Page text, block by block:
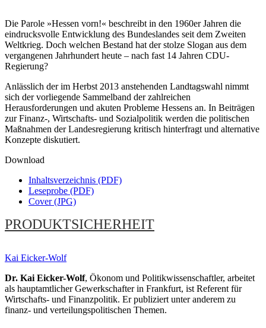
Die Parole »Hessen vorn!« beschreibt in den 1960er Jahren die
eindrucksvolle Entwicklung des Bundeslandes seit dem Zweiten
Weltkrieg. Doch welchen Bestand hat der stolze Slogan aus dem
vergangenen Jahrhundert heute – nach fast 14 Jahren CDU-
Regierung?
Anlässlich der im Herbst 2013 anstehenden Landtagswahl nimmt
sich der vorliegende Sammelband der zahlreichen
Herausforderungen und akuten Probleme Hessens an. In Beiträgen
zur Finanz-, Wirtschafts- und Sozialpolitik werden die politischen
Maßnahmen der Landesregierung kritisch hinterfragt und alternative
Konzepte diskutiert.
Download
Inhaltsverzeichnis (PDF)
Leseprobe (PDF)
Cover (JPG)
PRODUKTSICHERHEIT
Kai Eicker-Wolf
Dr. Kai Eicker-Wolf, Ökonom und Politikwissenschaftler, arbeitet
als hauptamtlicher Gewerkschafter in Frankfurt, ist Referent für
Wirtschafts- und Finanzpolitik. Er publiziert unter anderem zu
finanz- und verteilungspolitischen Themen.